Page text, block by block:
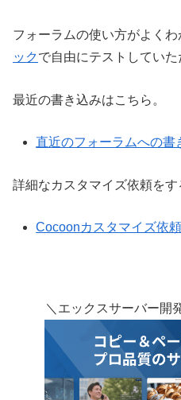
フォーラムの使い方がよくわ
ックで自由にテストしていた
最近の書き込みはこちら。
直近のフォーラムへの書
詳細なカスタマイズ依頼をす
Cocoonカスタマイズ依頼
＼エックスサーバー開